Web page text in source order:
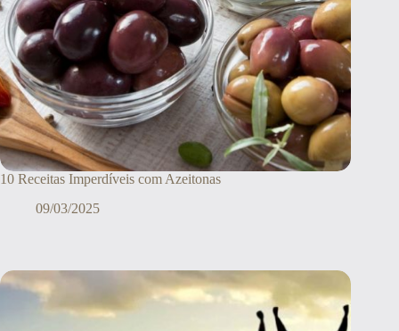
10 Receitas Imperdíveis com Azeitonas
09/03/2025